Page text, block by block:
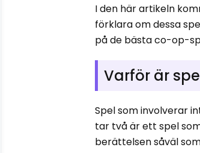
I den här artikeln
förklara om dessa
på de bästa co-op-
Varför är
Spel som involverar
tar två är ett spel
berättelsen såväl